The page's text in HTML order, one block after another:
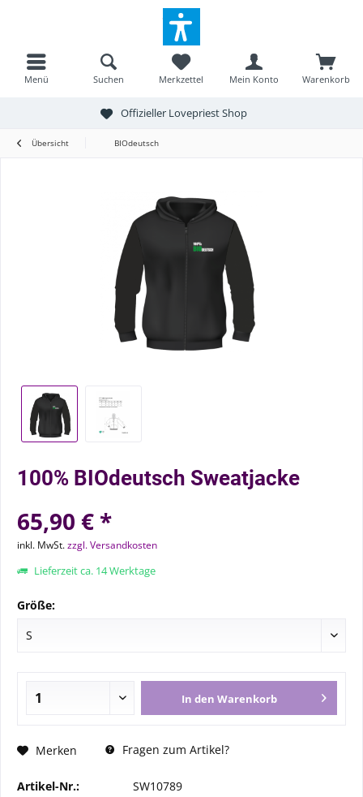
Menü Warenkorb
Merkzettel Mein Konto
Suchen
Offizieller Lovepriest Shop
Übersicht BIOdeutsch
100% BIOdeutsch Sweatjacke
65,90 € *
inkl. MwSt.zzgl. Versandkosten
Lieferzeit ca. 14 Werktage
Größe:
In den Warenkorb
Merken Fragen zum Artikel?
Artikel-Nr.:
SW10789